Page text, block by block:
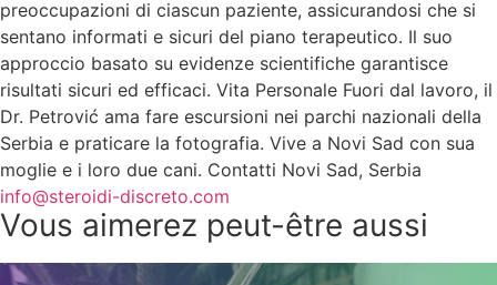
preoccupazioni di ciascun paziente, assicurandosi che si
sentano informati e sicuri del piano terapeutico. Il suo
approccio basato su evidenze scientifiche garantisce
risultati sicuri ed efficaci. Vita Personale Fuori dal lavoro, il
Dr. Petrović ama fare escursioni nei parchi nazionali della
Serbia e praticare la fotografia. Vive a Novi Sad con sua
moglie e i loro due cani. Contatti Novi Sad, Serbia
info@steroidi-discreto.com
Vous aimerez peut-être aussi